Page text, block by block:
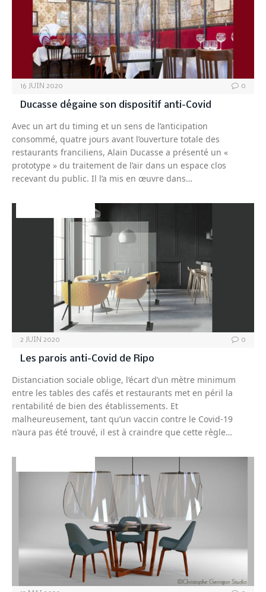
16 JUIN 2020 0
Ducasse dégaine son dispositif anti-Covid
Avec un art du timing et un sens de l’anticipation
consommé, quatre jours avant l’ouverture totale des
restaurants franciliens, Alain Ducasse a présenté un «
prototype » du traitement de l’air dans un espace clos
recevant du public. Il l’a mis en œuvre dans…
2 JUIN 2020 0
Les parois anti-Covid de Ripo
Distanciation sociale oblige, l’écart d’un mètre minimum
entre les tables des cafés et restaurants met en péril la
rentabilité de bien des établissements. Et
malheureusement, tant qu’un vaccin contre le Covid-19
n’aura pas été trouvé, il est à craindre que cette règle…